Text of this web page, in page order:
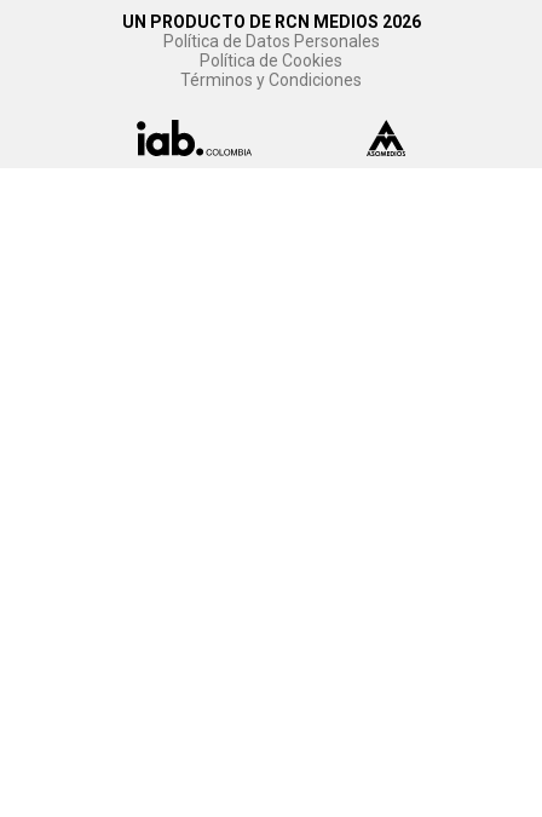
UN PRODUCTO DE RCN MEDIOS 2026
Política de Datos Personales
Política de Cookies
Términos y Condiciones